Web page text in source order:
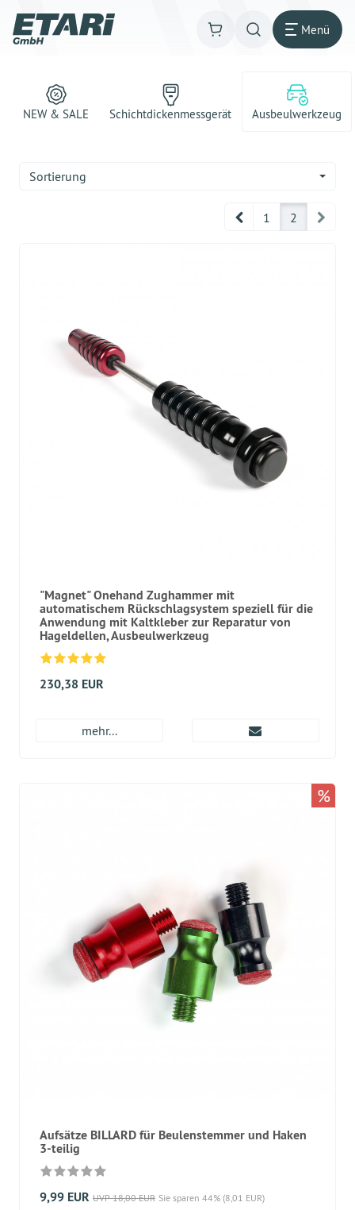
Menü
NEW & SALE Schichtdickenmessgerät Ausbeulwerkzeug
Sortierung
Prev1 2
"Magnet" Onehand Zughammer mit
automatischem Rückschlagsystem speziell für die
Anwendung mit Kaltkleber zur Reparatur von
Hageldellen, Ausbeulwerkzeug
230,38 EUR
mehr...
Aufsätze BILLARD für Beulenstemmer und Haken
3-teilig
9,99 EUR UVP 18,00 EUR Sie sparen 44% (8,01 EUR)
%